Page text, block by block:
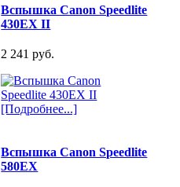
Вспышка Canon Speedlite
430EX II
2 241 pуб.
[Подробнее...]
Вспышка Canon Speedlite
580EX